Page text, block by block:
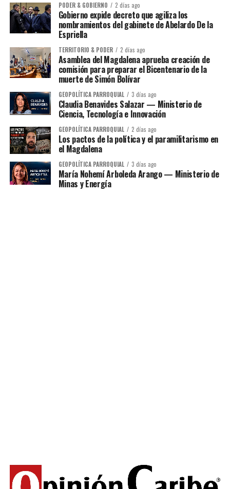
PODER & GOBIERNO 2 días ago
Gobierno expide decreto que agiliza los
nombramientos del gabinete de Abelardo De la
Espriella
TERRITORIO & PODER 2 días ago
Asamblea del Magdalena aprueba creación de
comisión para preparar el Bicentenario de la
muerte de Simón Bolívar
GEOPOLÍTICA PARROQUIAL 3 días ago
Claudia Benavides Salazar — Ministerio de
Ciencia, Tecnología e Innovación
GEOPOLÍTICA PARROQUIAL 2 días ago
Los pactos de la política y el paramilitarismo en
el Magdalena
GEOPOLÍTICA PARROQUIAL 3 días ago
María Nohemí Arboleda Arango — Ministerio de
Minas y Energía